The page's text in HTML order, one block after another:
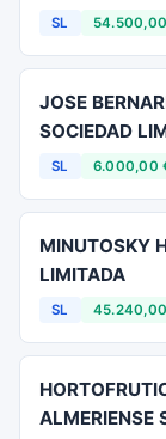
SL
JOSE
SOCIEDAD
SL 6.000,00
MINUTOSKY
LIMITADA
SL
ALMERIENSE